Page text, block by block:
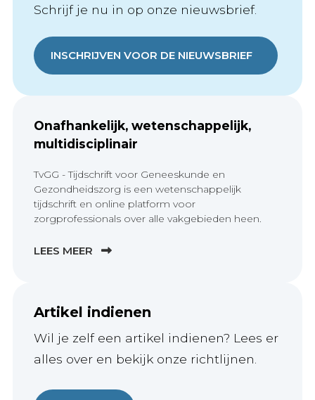
Schrijf je nu in op onze nieuwsbrief.
INSCHRIJVEN VOOR DE NIEUWSBRIEF
Onafhankelijk, wetenschappelijk,
multidisciplinair
TvGG - Tijdschrift voor Geneeskunde en
Gezondheidszorg is een wetenschappelijk
tijdschrift en online platform voor
zorgprofessionals over alle vakgebieden heen.
LEES MEER
Artikel indienen
Wil je zelf een artikel indienen? Lees er
alles over en bekijk onze richtlijnen.